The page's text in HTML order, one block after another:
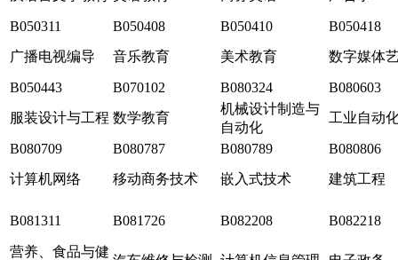
B050311 B050408 B050410
B050418
广播电视编导
音乐教育 美术教育 数字媒体
B050443 B070102 B080324
B080603
服装设计与工程 数学教育
机械设计制造与
自动化
工业自动
B080709 B080787 B080789
B080806
计算机网络
移动商务技术 嵌入式技术 建筑工程
B081311 B081726 B082208 B082218
营养、食品与健